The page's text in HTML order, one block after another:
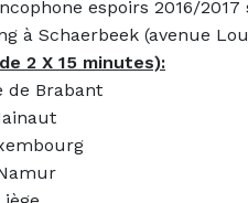
espoirs 2016/2017
à Schaerbeek (avenue
2 X 15 minutes):
de Brabant